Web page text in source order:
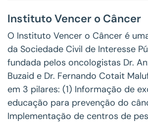
Instituto Vencer o Câncer
O Instituto Vencer o Câncer é
da Sociedade Civil de Interesse
fundada pelos oncologistas Dr.
Buzaid e Dr. Fernando Cotait
em 3 pilares: (1) Informação de
educação para prevenção do
Implementação de centros de